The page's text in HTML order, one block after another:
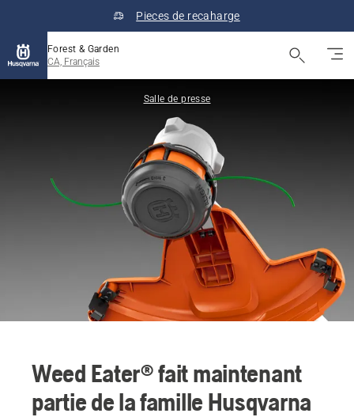
Pieces de recaharge
Forest & Garden
CA, Français
Salle de presse
Weed Eater® fait maintenant
partie de la famille Husqvarna